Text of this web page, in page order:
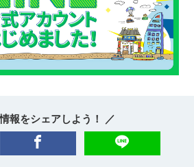
報をシェアしよう！ ／